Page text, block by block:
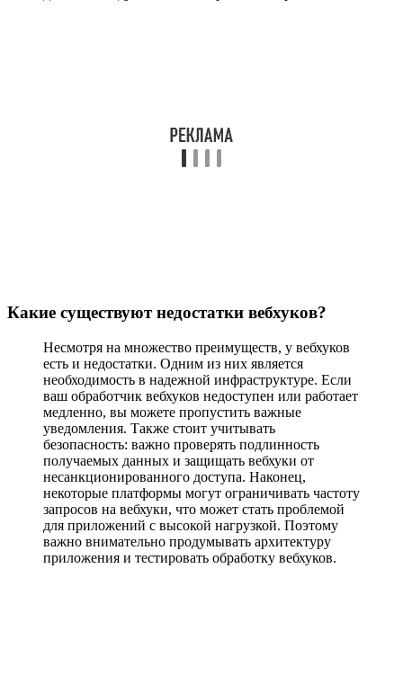
Какие существуют недостатки вебхуков?
Несмотря на множество преимуществ, у вебхуков
есть и недостатки. Одним из них является
необходимость в надежной инфраструктуре. Если
ваш обработчик вебхуков недоступен или работает
медленно, вы можете пропустить важные
уведомления. Также стоит учитывать
безопасность: важно проверять подлинность
получаемых данных и защищать вебхуки от
несанкционированного доступа. Наконец,
некоторые платформы могут ограничивать частоту
запросов на вебхуки, что может стать проблемой
для приложений с высокой нагрузкой. Поэтому
важно внимательно продумывать архитектуру
приложения и тестировать обработку вебхуков.